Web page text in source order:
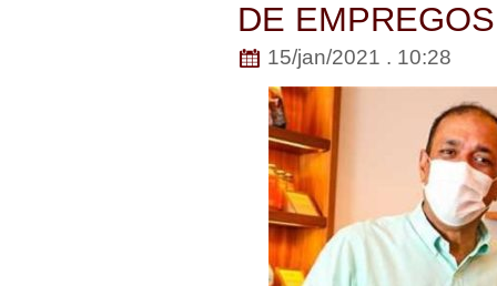
DE
15/jan/2021 . 10:28